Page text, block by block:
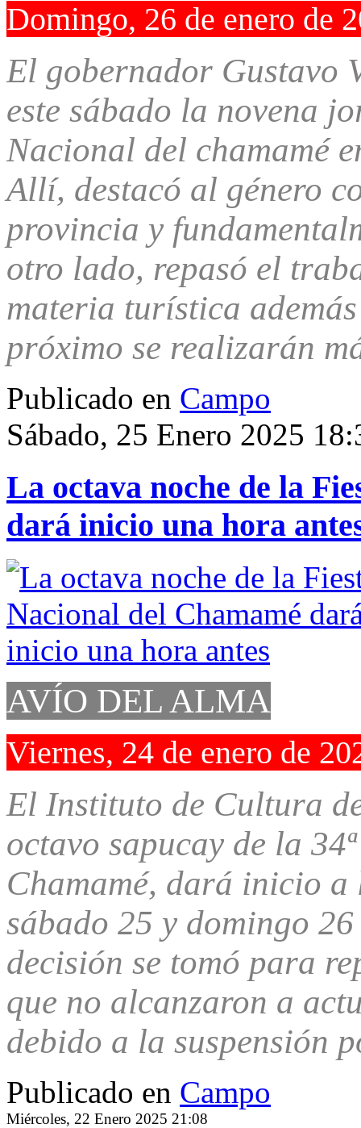
Domingo, 26 de enero de
El gobernador Gustavo
este sábado la novena
Nacional del chamamé
Allí, destacó al género
provincia y
otro lado, repasó el
materia turística
próximo se realizarán
Publicado en Campo
Sábado, 25 Enero 2025
La octava noche de la
dará inicio una hora
AVÍO DEL ALMA
Viernes, 24 de enero de
El Instituto de Cultura
octavo sapucay de la
Chamamé, dará inicio
sábado 25 y domingo
decisión se tomó para
que no alcanzaron a
debido a la suspensión
Publicado en Campo
Miércoles, 22 Enero 2025 21:08